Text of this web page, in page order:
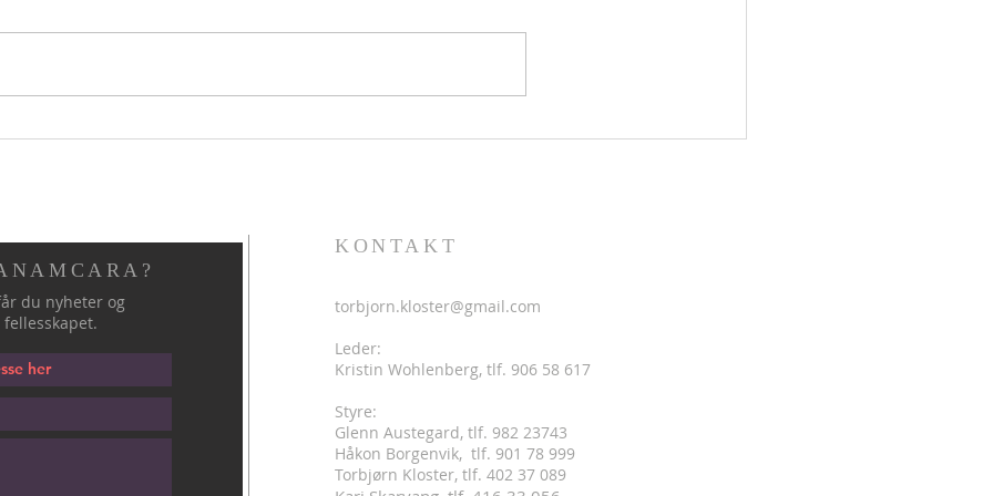
du nyheter og
KONTAKT
torbjorn.kloster@gmail.com
Leder:
Kristin Wohlenberg, tlf. 906 58 617
Styre:
Glenn Austegard, tlf. 982 23743
Håkon Borgenvik, tlf. 901 78 999
Torbjørn Kloster, tlf. 402 37 089